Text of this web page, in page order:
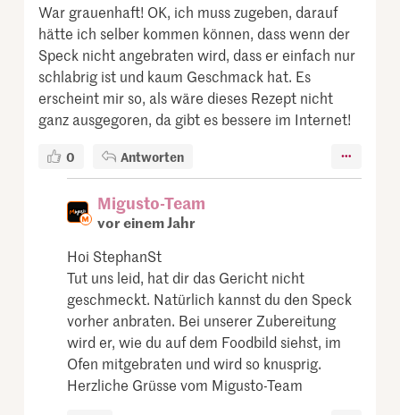
War grauenhaft! OK, ich muss zugeben, darauf
hätte ich selber kommen können, dass wenn der
Speck nicht angebraten wird, dass er einfach nur
schlabrig ist und kaum Geschmack hat. Es
erscheint mir so, als wäre dieses Rezept nicht
ganz ausgegoren, da gibt es bessere im Internet!
0 Antworten
Migusto-Team
vor einem Jahr
Hoi StephanSt
Tut uns leid, hat dir das Gericht nicht
geschmeckt. Natürlich kannst du den Speck
vorher anbraten. Bei unserer Zubereitung
wird er, wie du auf dem Foodbild siehst, im
Ofen mitgebraten und wird so knusprig.
Herzliche Grüsse vom Migusto-Team